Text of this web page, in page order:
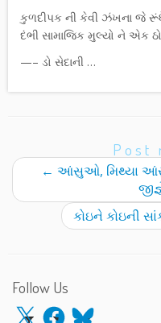
કુળદીપક ની કેવી ઝંખના જે
દંભી સામાજિક મુલ્યો ને એક
—– ડો સેદાની …
Post
← આંસુઓ, મિથ્યા
કોઇને કોઇની
Follow Us
X Facebook
Bluesky